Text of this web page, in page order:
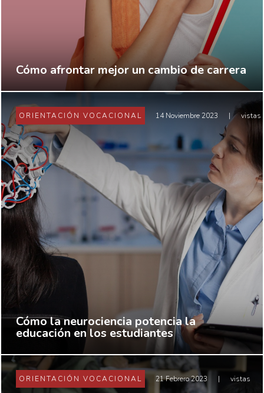
Cómo afrontar mejor un cambio de carrera
ORIENTACIÓN VOCACIONAL 14 Noviembre 2023 | vistas
Cómo la neurociencia potencia la
educación en los estudiantes
ORIENTACIÓN VOCACIONAL 21 Febrero 2023 | vistas